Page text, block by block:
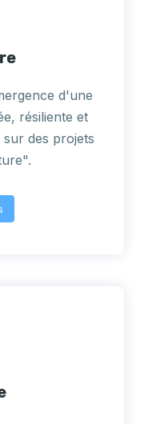
d'une
résiliente et
des projets